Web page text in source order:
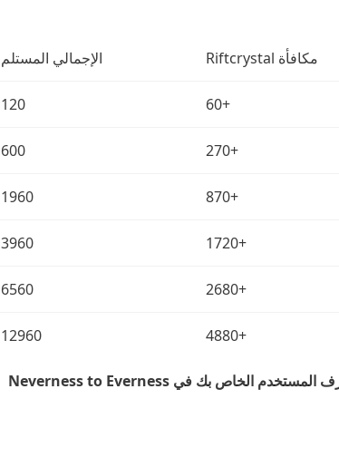
مكافأة Riftcrystal الإجمالي المستلم
+60
120
+270
600
+870
1960
+1720
3960
+2680
6560
+4880
12960
هذه المكافآت متاحة فقط لأول شحن NTE على معرف المستخدم الخاص بك في Neverness to Everness